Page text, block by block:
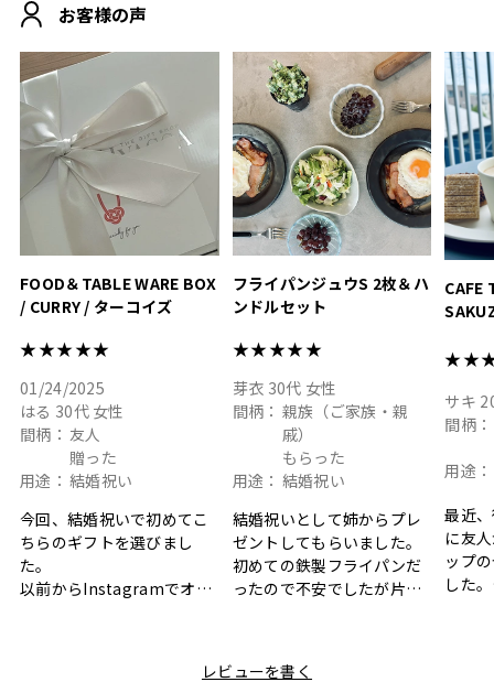
おうちカフェもお洒落にな
って嬉しい𖠚 ⡱
.
#hyacca #結婚祝い
素敵なギフトを
ありがとうございました
#hyacca #結婚祝い
#お祝い #プレゼント
真っ
いい
#結婚
淡色
結婚
色イ
お客様の声
FOOD＆TABLE WARE BOX
/ CURRY / ターコイズ
★★★★★
01/24/2025
はる 30代 女性
間柄： 友人
贈った
用途： 結婚祝い
今回、結婚祝いで初めてこ
ちらのギフトを選びまし
た。
以前からInstagramでオシ
と大好きなカレーのセット
フライパンジュウS 2枚＆ハ
ンドルセット
★★★★★
芽衣 30代 女性
間柄： 親族（ご家族・親
戚）
もらった
用途： 結婚祝い
結婚祝いとして姉からプレ
ゼントしてもらいました。
初めての鉄製フライパンだ
ったので不安でしたが片手
利です。洗い物も減って一
CAFE
サキ
間柄：
用途：
最近
に友
ップ
した。
レビューを書く